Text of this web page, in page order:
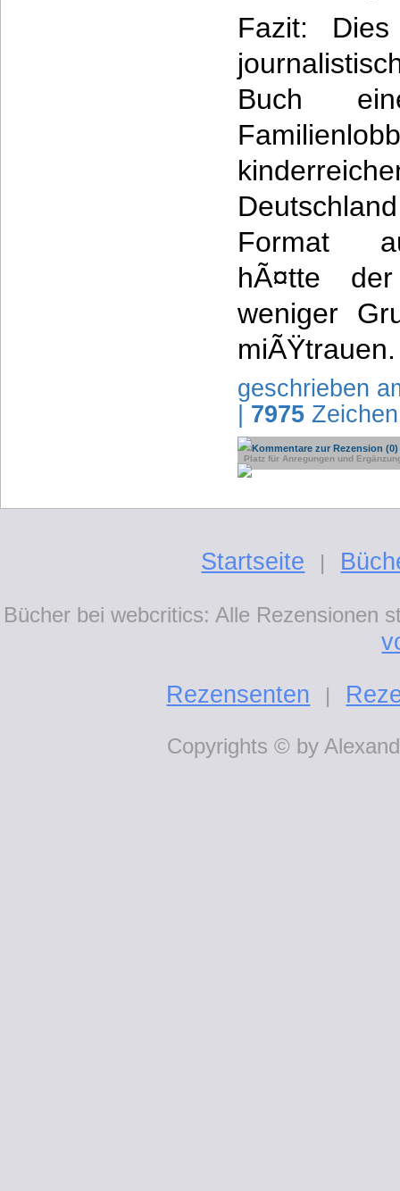
Fazit:
Buch
Format
hÃ¤tte
weniger
miÃŸtrauen.
geschrieben
7975 Zeichen
Kommentare zur Rezension (0)
Platz für Anregungen und
Startseite |
Bücher bei webcritics: Alle Rezensionen
Rezensenten
|
Copyrights © by